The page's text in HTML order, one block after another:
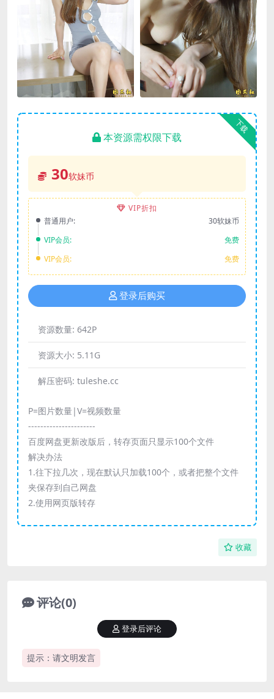
下载
本资源需权限下载
30软妹币
VIP折扣
普通用户:
30软妹币
VIP会员:
免费
VIP会员:
免费
登录后购买
资源数量: 642P
资源大小: 5.11G
解压密码: tuleshe.cc
P=图片数量|V=视频数量
----------------------
百度网盘更新改版后，转存页面只显示100个文件
解决办法
1.往下拉几次，现在默认只加载100个，或者把整个文件
夹保存到自己网盘
2.使用网页版转存
收藏
评论(0)
提示：请文明发言
登录后评论